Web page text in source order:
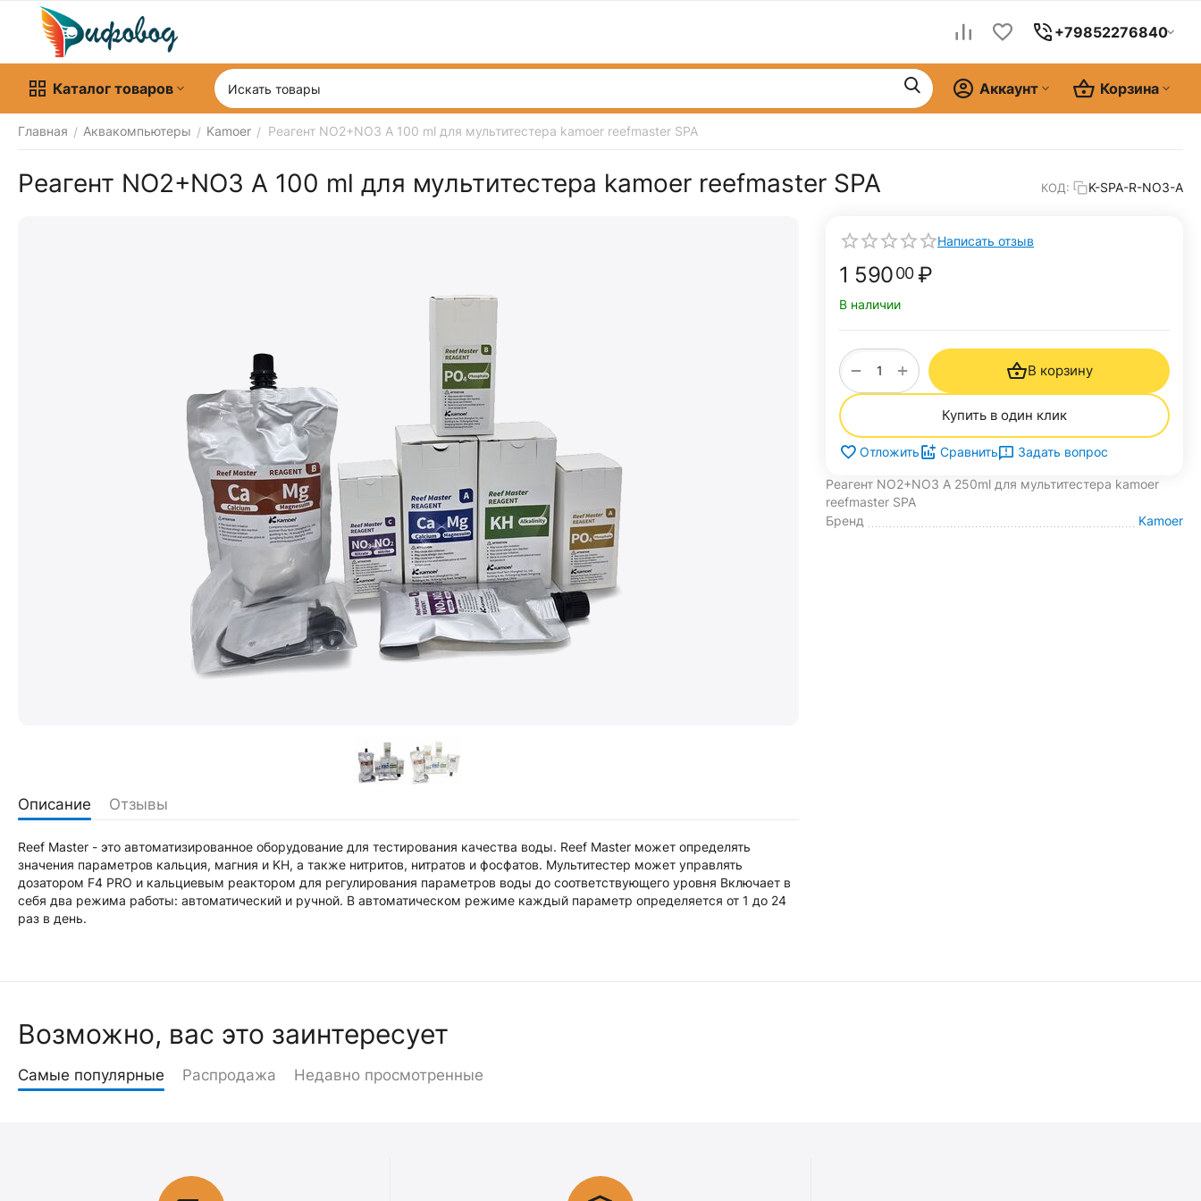
+79852276840
Каталог товаров Корзина
Аккаунт
Главная / Аквакомпьютеры / Kamoer / Реагент NO2+NO3 A 100 ml для мультитестера kamoer reefmaster SPA
Реагент NO2+NO3 A 100 ml для мультитестера kamoer reefmaster SPA КОД: K-SPA-R-NO3-A
Написать отзыв
1 59000 ₽
В наличии
+
− В корзину
Купить в один клик
Отложить Сравнить Задать вопрос
Реагент NO2+NO3 A 250ml для мультитестера kamoer
reefmaster SPA
Бренд
Kamoer
Описание Отзывы
Reef Master - это автоматизированное оборудование для тестирования качества воды. Reef Master может определять
значения параметров кальция, магния и KH, а также нитритов, нитратов и фосфатов. Мультитестер может управлять
дозатором F4 PRO и кальциевым реактором для регулирования параметров воды до соответствующего уровня Включает в
себя два режима работы: автоматический и ручной. В автоматическом режиме каждый параметр определяется от 1 до 24
раз в день.
Возможно, вас это заинтересует
Самые популярные Распродажа Недавно просмотренные